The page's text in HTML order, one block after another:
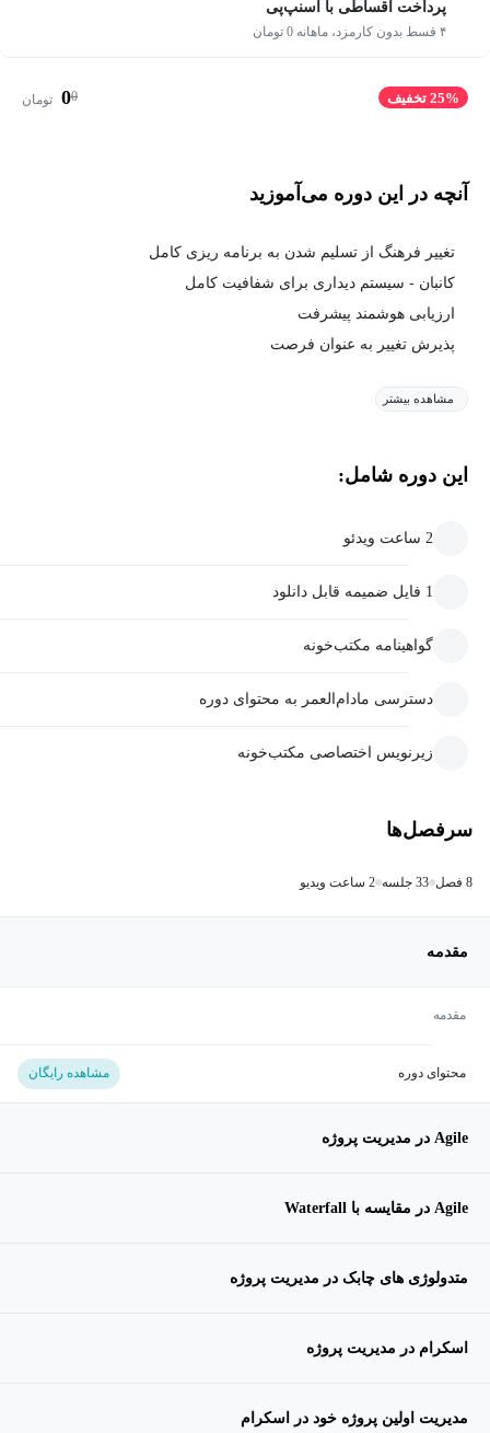
پرداخت اقساطی با اسنپ‌پی
۴ قسط بدون کارمزد، ماهانه 0 تومان
25% تخفیف 0
0 تومان
آنچه در این دوره می‌آموزید
تغییر فرهنگ از تسلیم شدن به برنامه ریزی کامل
کانبان - سیستم دیداری برای شفافیت کامل
ارزیابی هوشمند پیشرفت
پذیرش تغییر به عنوان فرصت
مشاهده بیشتر
این دوره شامل:
2 ساعت ویدئو
1 فایل ضمیمه قابل دانلود
گواهینامه مکتب‌خونه
دسترسی مادام‌العمر به محتوای دوره
زیرنویس اختصاصی مکتب‌خونه
سرفصل‌ها
8 فصل 33 جلسه 2 ساعت ویدیو
مقدمه
مقدمه
محتوای دوره مشاهده رایگان
Agile در مدیریت پروژه
Agile در مقایسه با Waterfall
متدولوژی های چابک در مدیریت پروژه
اسکرام در مدیریت پروژه
مدیریت اولین پروژه خود در اسکرام